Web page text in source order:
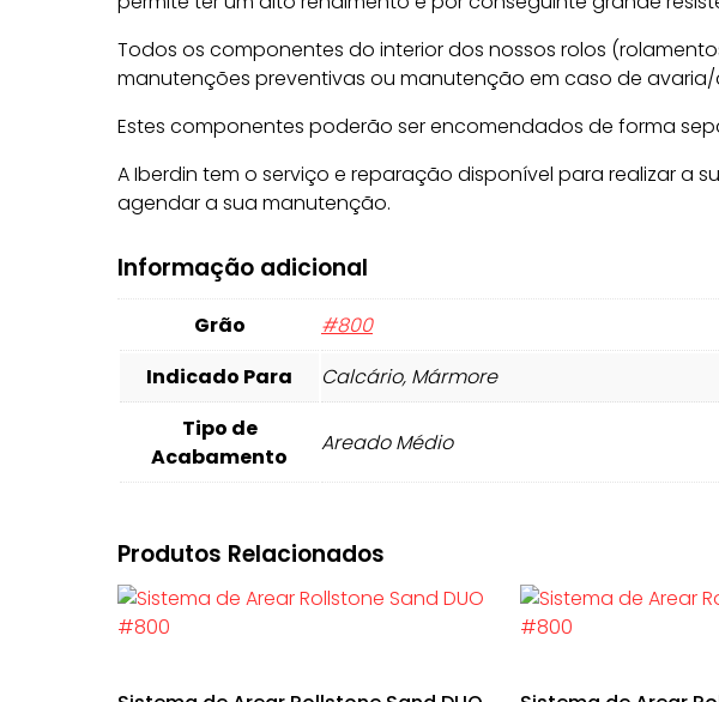
Todos os componentes do interior dos nossos rolos
manutenções preventivas ou manutenção em caso de
Estes componentes poderão ser encomendados de forma
A Iberdin tem o serviço e reparação disponível para realizar a
agendar a sua manutenção.
Informação adicional
Grão
#800
Indicado Para
Calcário, Mármore
Tipo de
Acabamento
Areado Médio
Produtos Relacionados